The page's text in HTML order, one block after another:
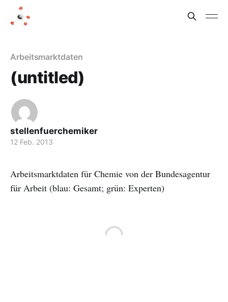
Arbeitsmarktdaten
(untitled)
stellenfuerchemiker
12 Feb. 2013
Arbeitsmarktdaten für Chemie von der Bundesagentur
für Arbeit (blau: Gesamt; grün: Experten)